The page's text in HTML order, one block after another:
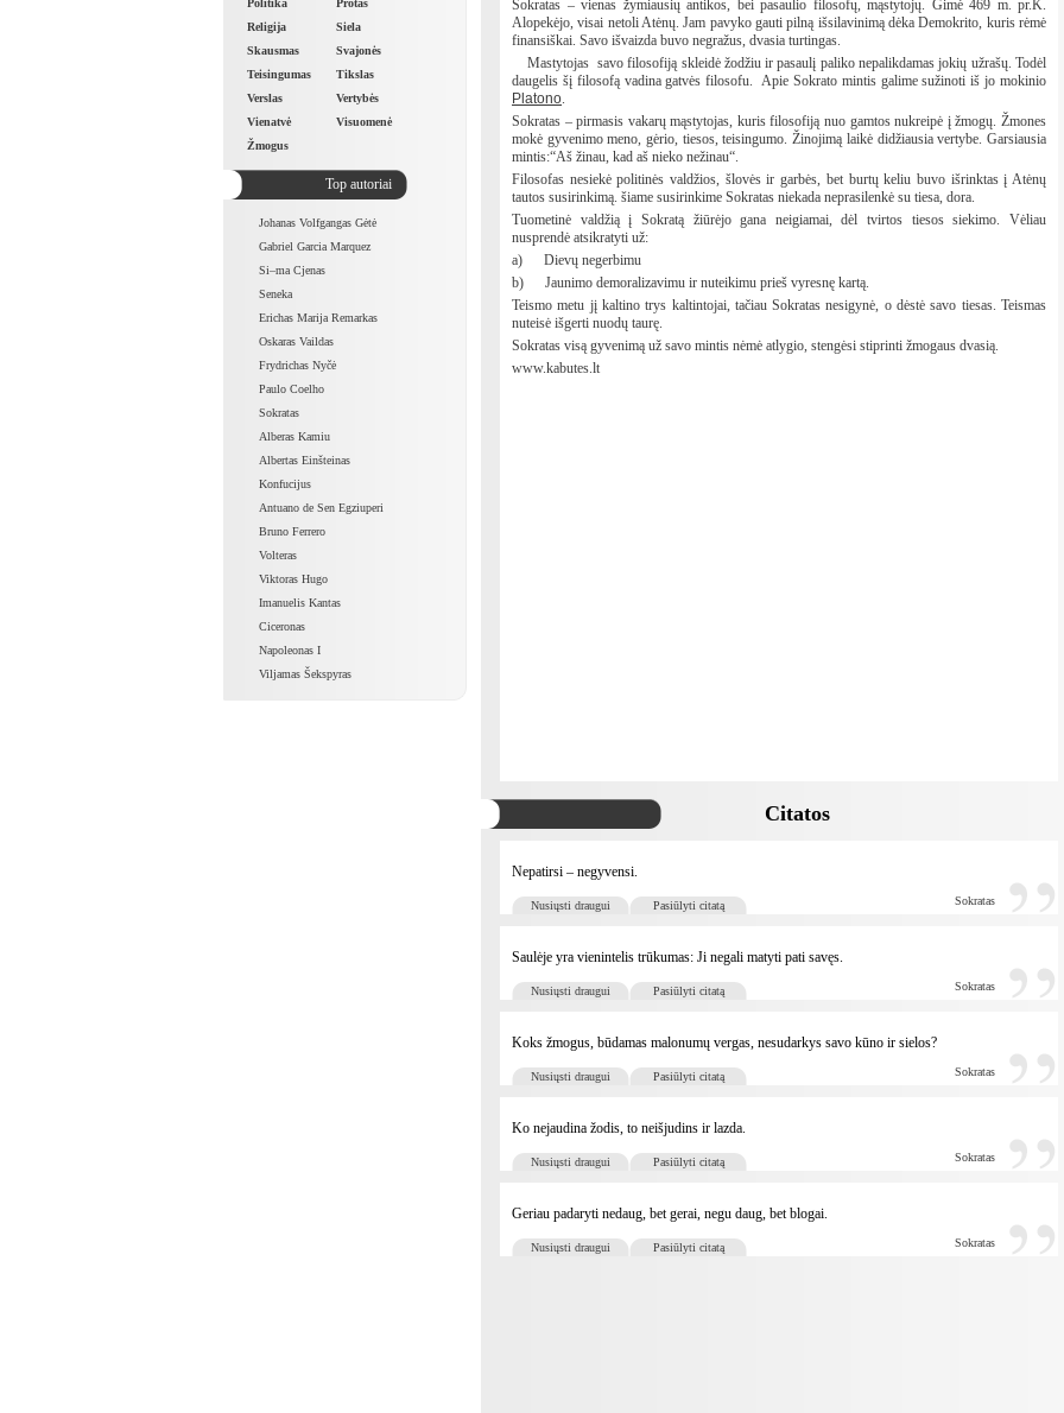
Politika
Protas
Religija
Siela
Skausmas
Svajonės
Teisingumas
Tikslas
Verslas
Vertybės
Vienatvė
Visuomenė
Žmogus
Top autoriai
Johanas Volfgangas Gėtė
Gabriel Garcia Marquez
Si–ma Cjenas
Seneka
Erichas Marija Remarkas
Oskaras Vaildas
Frydrichas Nyčė
Paulo Coelho
Sokratas
Alberas Kamiu
Albertas Einšteinas
Konfucijus
Antuano de Sen Egziuperi
Bruno Ferrero
Volteras
Viktoras Hugo
Imanuelis Kantas
Ciceronas
Napoleonas I
Viljamas Šekspyras
Sokratas – vienas žymiausių antikos, bei pasaulio filosofų, mąstytojų. Gimė 469 m. pr.K.
Alopekėjo, visai netoli Atėnų. Jam pavyko gauti pilną išsilavinimą dėka Demokrito, kuris rėmė
finansiškai. Savo išvaizda buvo negražus, dvasia turtingas.
Mastytojas savo filosofiją skleidė žodžiu ir pasaulį paliko nepalikdamas jokių užrašų. Todėl
daugelis šį filosofą vadina gatvės filosofu. Apie Sokrato mintis galime sužinoti iš jo mokinio
Platono.
Sokratas – pirmasis vakarų mąstytojas, kuris filosofiją nuo gamtos nukreipė į žmogų. Žmones
mokė gyvenimo meno, gėrio, tiesos, teisingumo. Žinojimą laikė didžiausia vertybe. Garsiausia
mintis:“Aš žinau, kad aš nieko nežinau“.
Filosofas nesiekė politinės valdžios, šlovės ir garbės, bet burtų keliu buvo išrinktas į Atėnų
tautos susirinkimą. šiame susirinkime Sokratas niekada neprasilenkė su tiesa, dora.
Tuometinė valdžią į Sokratą žiūrėjo gana neigiamai,dėl tvirtos tiesos siekimo. Vėliau
nusprendė atsikratyti už:
a)
Dievų negerbimu
b)
Jaunimo demoralizavimu ir nuteikimu prieš vyresnę kartą.
Teismo metu jį kaltino trys kaltintojai, tačiau Sokratas nesigynė, o dėstė savo tiesas. Teismas
nuteisė išgerti nuodų taurę.
Sokratas visą gyvenimą už savo mintis nėmė atlygio, stengėsi stiprinti žmogaus dvasią.
www.kabutes.lt
Citatos
Nepatirsi – negyvensi.
Nusiųsti draugui Pasiūlyti citatą Sokratas
Saulėje yra vienintelis trūkumas: Ji negali matyti pati savęs.
Nusiųsti draugui Pasiūlyti citatą Sokratas
Koks žmogus, būdamas malonumų vergas, nesudarkys savo kūno ir sielos?
Nusiųsti draugui Pasiūlyti citatą Sokratas
Ko nejaudina žodis, to neišjudins ir lazda.
Nusiųsti draugui Pasiūlyti citatą Sokratas
Geriau padaryti nedaug, bet gerai, negu daug, bet blogai.
Nusiųsti draugui Pasiūlyti citatą Sokratas